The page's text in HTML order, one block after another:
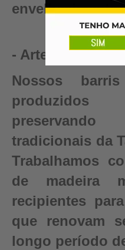
envelhecimento
- Artesanal
Nossos
produzidos
tradicionais da
Trabalhamos
de madeira
recipientes
que renovam
longo período